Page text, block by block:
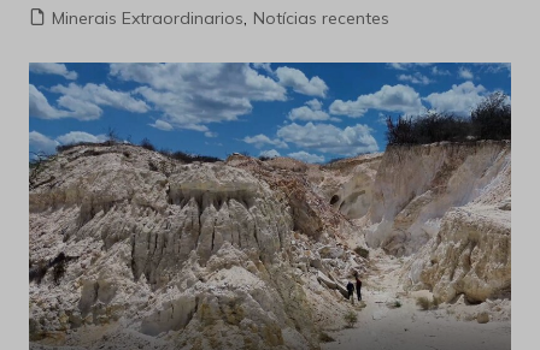
Minerais Extraordinarios, Notícias recentes